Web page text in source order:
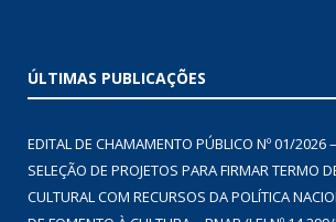
End.: Praça São Miguel, 60
Centro São Miguel – PA
Fone: (91) 98233-4626
E-mail: faleconosco@augustocorrea.pa.gov.br
Horário de atendimento: 07:00 às 13:00